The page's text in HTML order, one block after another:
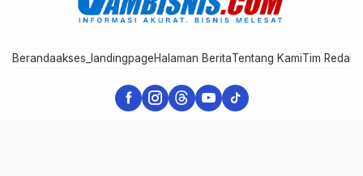
Berandaakses_landingpageHalaman BeritaTentang KamiTim Redaksi